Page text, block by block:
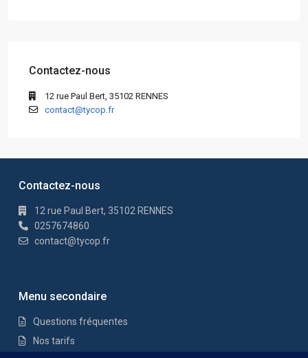
Contactez-nous
12 rue Paul Bert, 35102 RENNES
contact@tycop.fr
Contactez-nous
12 rue Paul Bert, 35102 RENNES
0257674860
contact@tycop.fr
Menu secondaire
Questions fréquentes
Nos tarifs